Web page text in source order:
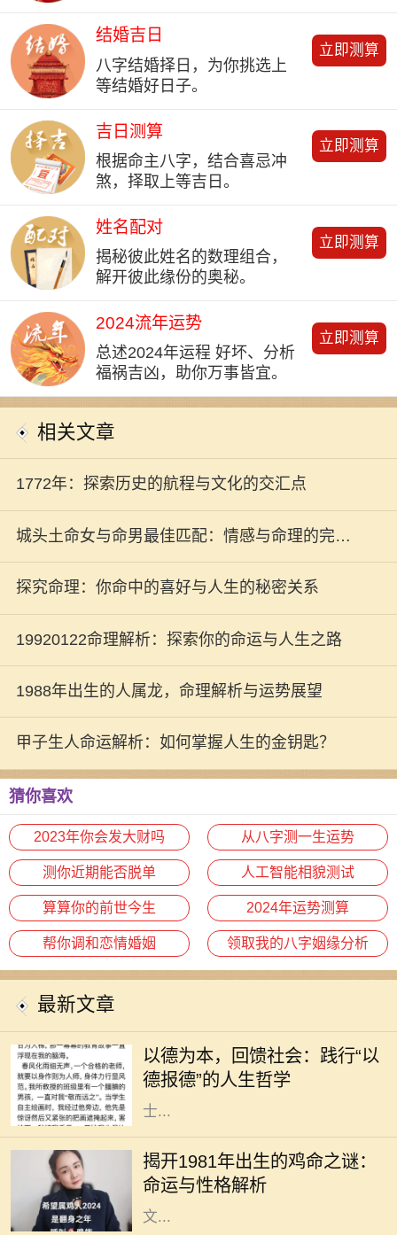
结婚吉日
八字结婚择日，为你挑选上
等结婚好日子。
立即测算
吉日测算
根据命主八字，结合喜忌冲
煞，择取上等吉日。
立即测算
姓名配对
揭秘彼此姓名的数理组合，
解开彼此缘份的奥秘。
立即测算
2024流年运势
总述2024年运程 好坏、分析
福祸吉凶，助你万事皆宜。
立即测算
相关文章
1772年：探索历史的航程与文化的交汇点
城头土命女与命男最佳匹配：情感与命理的完美
交融
探究命理：你命中的喜好与人生的秘密关系
19920122命理解析：探索你的命运与人生之路
1988年出生的人属龙，命理解析与运势展望
甲子生人命运解析：如何掌握人生的金钥匙？
猜你喜欢
2023年你会发大财吗 从八字测一生运势
测你近期能否脱单 人工智能相貌测试
算算你的前世今生 2024年运势测算
帮你调和恋情婚姻 领取我的八字姻缘分析
最新文章
以德为本，回馈社会：践行“以
德报德”的人生哲学
复杂，个体在追求物质利益的同时，
常常忽略了德行的重要性。然而，回
望历史，我们不难发现，许多成功人
士...
揭开1981年出生的鸡命之谜：
命运与性格解析
每个生肖都有其独特的命运和性格特
征，而1981年恰逢辛酉年，属鸡的人
在这一年出生，他们的命运与性格究
竟如何呢？作为一种象征，鸡在中国
文...
在中华传统命理中，每个人的命理特